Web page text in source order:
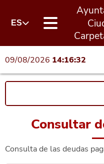
ES
09/08/2026 14:16:32
Consultar
Consulta de las deudas